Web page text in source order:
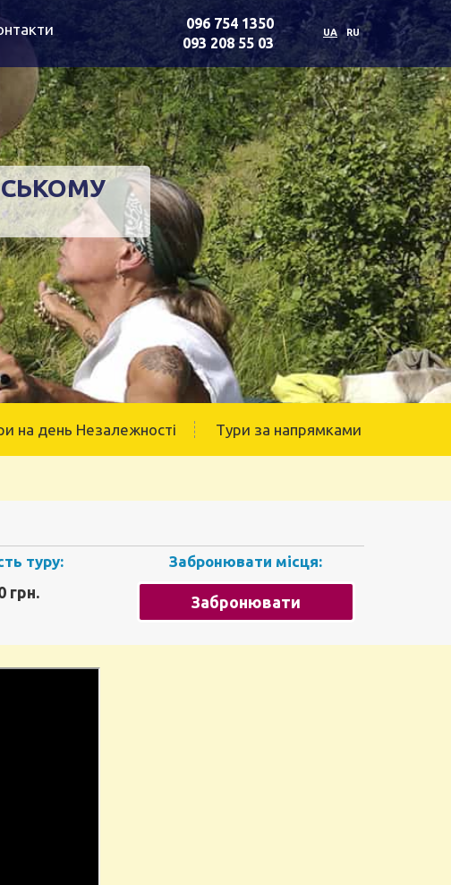
096 754 1350
093 208 55 03
UA RU
на день Незалежності Тури за напрямками
туру:
грн.
Забронювати місця:
Забронювати